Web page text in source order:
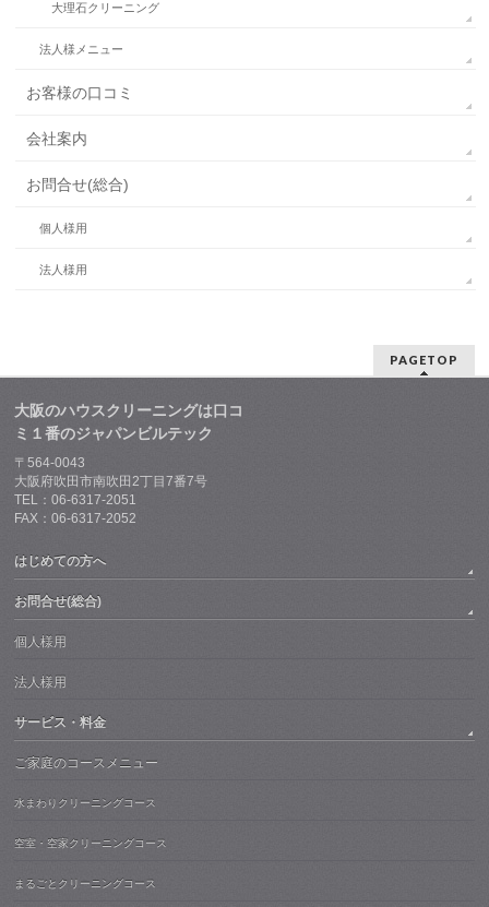
大理石クリーニング
法人様メニュー
お客様の口コミ
会社案内
お問合せ(総合)
個人様用
法人様用
PAGETOP
大阪のハウスクリーニングは口コ
ミ１番のジャパンビルテック
〒564-0043
大阪府吹田市南吹田2丁目7番7号
TEL：06-6317-2051
FAX：06-6317-2052
はじめての方へ
お問合せ(総合)
個人様用
法人様用
サービス・料金
ご家庭のコースメニュー
水まわりクリーニングコース
空室・空家クリーニングコース
まるごとクリーニングコース